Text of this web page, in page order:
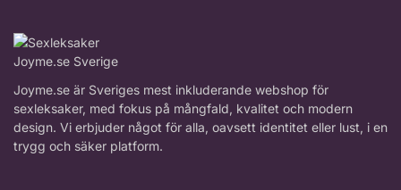
Rating: 4/5
Funkar fint men laddningen tar tid
Funkar fint men laddningen tar tid
Wed Feb 18 2026 00:00:00 GMT+0000 (Coordinated Universal
LELO - IDA WAVE - ORANGE
Sanna
Joyme.se är Sveriges mest inkluderande webshop för
sexleksaker, med fokus på mångfald, kvalitet och modern
design. Vi erbjuder något för alla, oavsett identitet eller lust, i en
trygg och säker platform.